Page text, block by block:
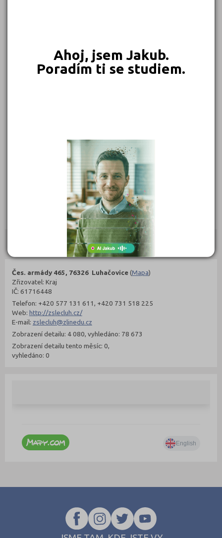
Ahoj, jsem Jakub.
Poradím ti se studiem.
299 Kč
Objednat
Čes. armády 465, 76326 Luhačovice(Mapa)
Zřizovatel: Kraj
IČ: 61716448
Telefon: +420 577 131 611, +420 731 518 225
Web: http://zslecluh.cz/
E-mail: zslecluh@zlinedu.cz
Zobrazení detailu: 4 080, vyhledáno: 78 673
Zobrazení detailu tento měsíc: 0,
vyhledáno: 0